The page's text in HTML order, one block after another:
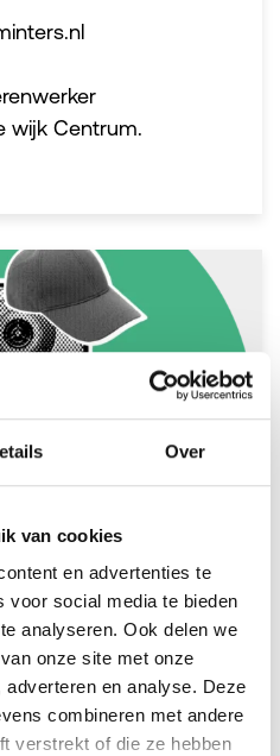
Over
van cookies
en advertenties te
voor social media te bieden
analyseren. Ook delen we
onze site met onze
en analyse. Deze
combineren met andere
verstrekt of die ze hebben
wijk Centrum.
aanspreekpunt